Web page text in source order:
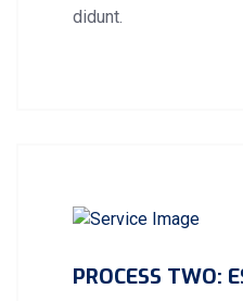
didunt.
PROCESS TWO: